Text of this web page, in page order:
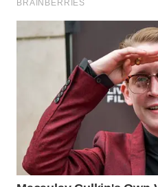
Por décadas, os
quase uma piada científica. -
Morder e segurar as
provou ser uma
anatomia craniana
suportar as tensões
combates violentos. Os
resumem as principais
mecanismo deataque.